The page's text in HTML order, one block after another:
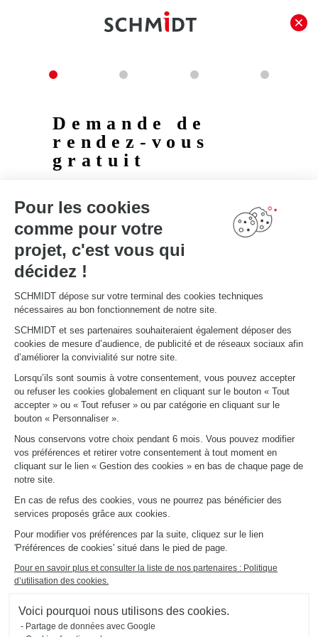
Pour les cookies
comme pour votre
projet, c'est vous qui
décidez !
SCHMIDT dépose sur votre terminal des cookies techniques
nécessaires au bon fonctionnement de notre site.
SCHMIDT et ses partenaires souhaiteraient également déposer des
cookies de mesure d’audience, de publicité et de réseaux sociaux afin
d’améliorer la convivialité sur notre site.
Lorsqu’ils sont soumis à votre consentement, vous pouvez accepter
ou refuser les cookies globalement en cliquant sur le bouton « Tout
accepter » ou « Tout refuser » ou par catégorie en cliquant sur le
bouton « Personnaliser ».
Nous conservons votre choix pendant 6 mois. Vous pouvez modifier
vos préférences et retirer votre consentement à tout moment en
cliquant sur le lien « Gestion des cookies » en bas de chaque page de
notre site.
En cas de refus des cookies, vous ne pourrez pas bénéficier des
services proposés grâce aux cookies.
Pour modifier vos préférences par la suite, cliquez sur le lien
'Préférences de cookies' situé dans le pied de page.
Pour en savoir plus et consulter la liste de nos partenaires : Politique
d’utilisation des cookies.
Voici pourquoi nous utilisons des cookies.
Partage de données avec Google
Demande de
rendez-vous
gratuit
Concevez votre projet idéal ! Nos concepteurs-
vendeurs sont à votre écoute dans plus de 380
magasins en France ou directement chez vous !
ME GÉOLOCALISER